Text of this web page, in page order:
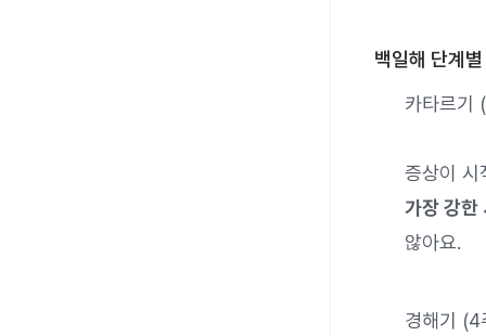
백일해 단계
카타르기
증상이
가장 강한
않아요.
경해기 (4